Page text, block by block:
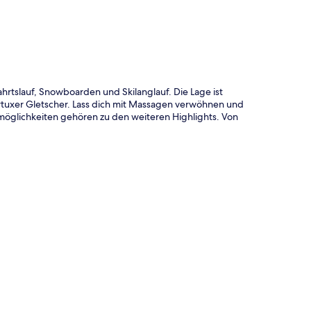
Snowboarden und Skilanglauf. Die Lage ist
Gletscher. Lass dich mit Massagen verwöhnen und
gehören zu den weiteren Highlights. Von